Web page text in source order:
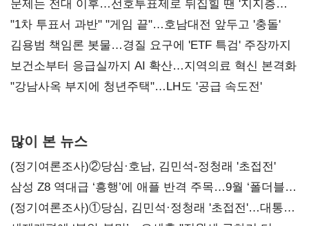
문제는 전대 이후…선호투표제로 뒤집힐 땐 '지지층
불복'
"1차 투표서 과반" "게임 끝"…호남대전 앞두고 '충돌'
김용범 책임론 봇물…경질 요구에 'ETF 특검' 주장까지
보건소부터 응급실까지 AI 확산…지역의료 혁신 본격화
"강남사옥 부지에 청년주택"…LH도 '공급 속도전'
많이 본 뉴스
(정기여론조사)②당심·호남, 김민석-정청래 '초접전'
삼성 Z8 역대급 ‘흥행’에 애플 반격 주목…9월 ‘폴더블
대전’
(정기여론조사)①당심, 김민석·정청래 '초접전'…대통령